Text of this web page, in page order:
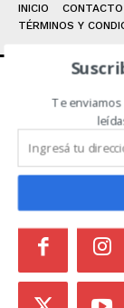
INICIO CONTACTO
TÉRMINOS Y
ACERCA DE
Noticias de
focalizado en
todas las
Te